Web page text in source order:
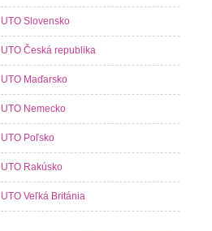
UTO Slovensko
UTO Česká republika
UTO Maďarsko
UTO Nemecko
UTO Poľsko
UTO Rakúsko
UTO Veľká Británia